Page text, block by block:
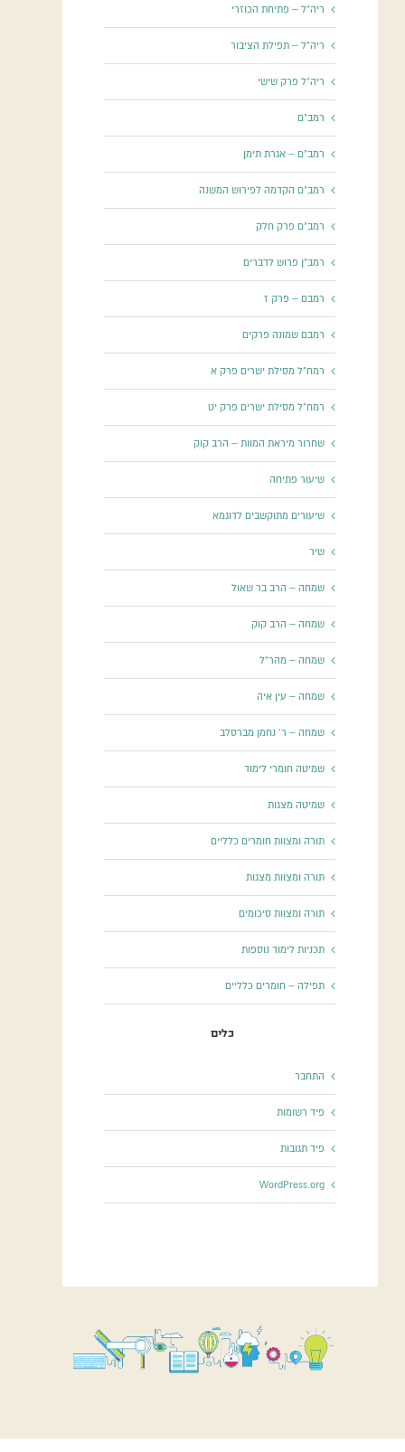
ריה"ל – פתיחת הכוזרי
ריה"ל – תפילת הציבור
ריה"ל פרק שישי
רמב"ם
רמב"ם – אגרת תימן
רמב"ם הקדמה לפירוש המשנה
רמב"ם פרק חלק
רמב"ן פרוש לדברים
רמבם – פרק ז
רמבם שמונה פרקים
רמח"ל מסילת ישרים פרק א
רמח"ל מסילת ישרים פרק יט
שחרור מיראת המוות – הרב קוק
שיעור פתיחה
שיעורים מתוקשבים לדוגמא
שיר
שמחה – הרב בר שאול
שמחה – הרב קוק
שמחה – מהר"ל
שמחה – עין איה
שמחה – ר' נחמן מברסלב
שמיטה חומרי לימוד
שמיטה מצגות
תורה ומצוות חומרים כלליים
תורה ומצוות מצגות
תורה ומצוות סיכומים
תכניות לימוד נוספות
תפילה – חומרים כלליים
כלים
התחבר
פיד רשומות
פיד תגובות
WordPress.org